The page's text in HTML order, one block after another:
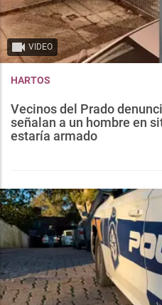
VIDEO
HARTOS
Vecinos del Prado
señalan a un hombre en
estaría armado